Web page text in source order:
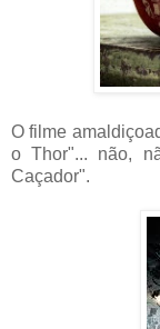
O filme
o Thor"... não,
Caçador".